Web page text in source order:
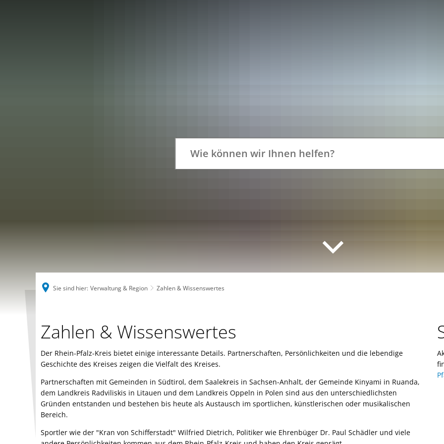
Sie sind hier: Verwaltung & Region Zahlen & Wissenswertes
Zahlen
Wissenswertes
Zahlen & Wissenswertes
Der Rhein-Pfalz-Kreis bietet einige interessante Details. Partnerschaften, Persönlichkeiten und die lebendige
Geschichte des Kreises zeigen die Vielfalt des Kreises.
Partnerschaften mit Gemeinden in Südtirol, dem Saalekreis in Sachsen-Anhalt, der Gemeinde Kinyami in Ruanda,
dem Landkreis Radviliskis in Litauen und dem Landkreis Oppeln in Polen sind aus den unterschiedlichsten
Gründen entstanden und bestehen bis heute als Austausch im sportlichen, künstlerischen oder musikalischen
Bereich.
Sportler wie der "Kran von Schifferstadt" Wilfried Dietrich, Politiker wie Ehrenbüger Dr. Paul Schädler und viele